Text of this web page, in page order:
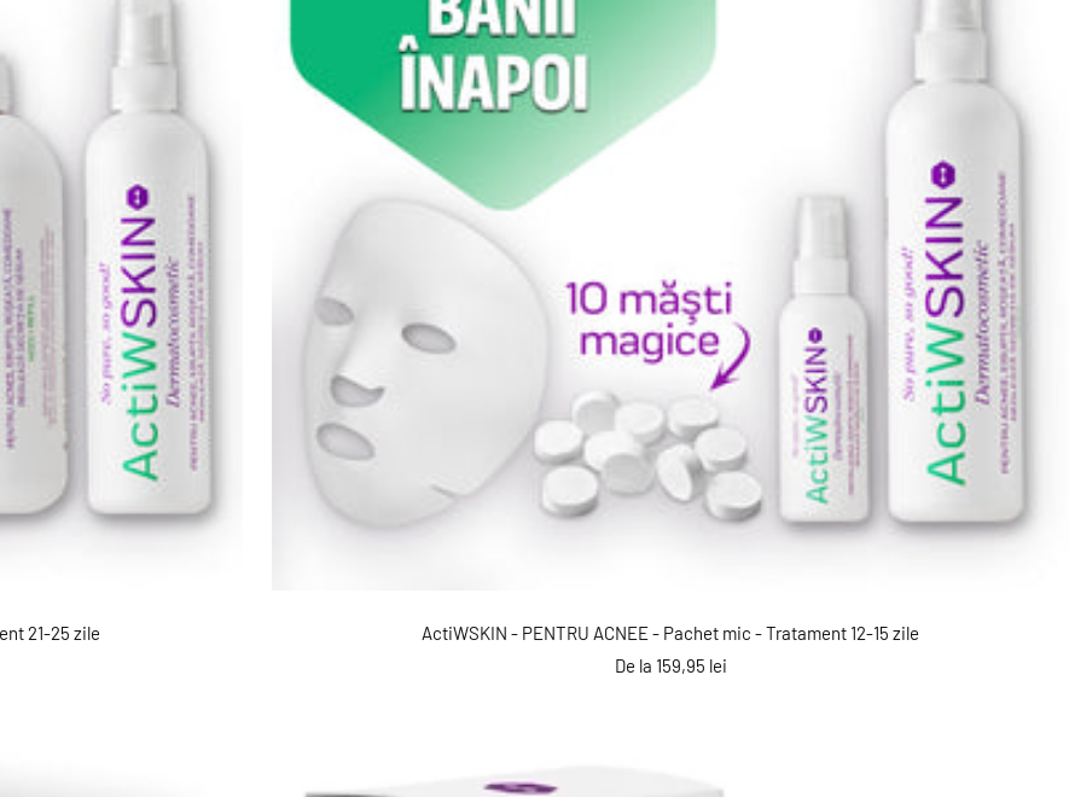
21-25 zile
ActiWSKIN - PENTRU ACNEE - Pachet mic - Tratament 12-15 zile
Preț
De la 159,95 lei